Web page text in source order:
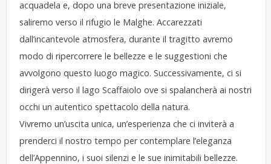
acquadela e, dopo una breve presentazione iniziale,
saliremo verso il rifugio le Malghe. Accarezzati
dall’incantevole atmosfera, durante il tragitto avremo
modo di ripercorrere le bellezze e le suggestioni che
avvolgono questo luogo magico. Successivamente, ci si
dirigerà verso il lago Scaffaiolo ove si spalancherà ai nostri
occhi un autentico spettacolo della natura.
Vivremo un’uscita unica, un’esperienza che ci inviterà a
prenderci il nostro tempo per contemplare l’eleganza
dell’Appennino, i suoi silenzi e le sue inimitabili bellezze.